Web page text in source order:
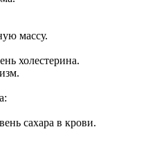
массу.
холестерина.
сахара в крови.